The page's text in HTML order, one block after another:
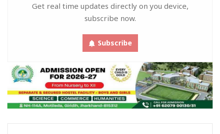
Get real time updates directly on you device,
subscribe now.
Subscribe